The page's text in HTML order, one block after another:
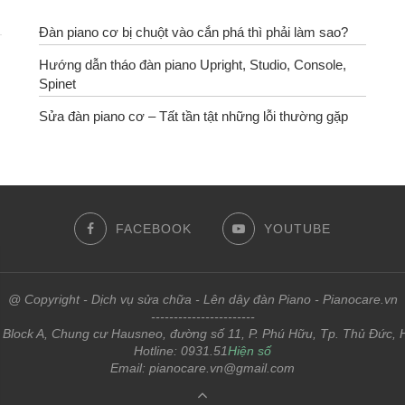
Đàn piano cơ bị chuột vào cắn phá thì phải làm sao?
Hướng dẫn tháo đàn piano Upright, Studio, Console,
Spinet
Sửa đàn piano cơ – Tất tần tật những lỗi thường gặp
FACEBOOK YOUTUBE
@ Copyright - Dịch vụ sửa chữa - Lên dây đàn Piano - Pianocare.vn
-----------------------
A, Chung cư Hausneo, đường số 11, P. Phú Hữu, Tp. Thủ Đức,
Hotline: 0931.51Hiện số
Email: pianocare.vn@gmail.com